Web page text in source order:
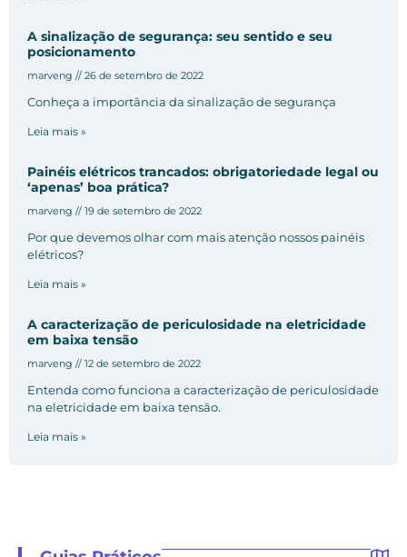
A sinalização de segurança: seu sentido e seu
posicionamento
marveng 26 de setembro de 2022
Conheça a importância da sinalização de segurança
Leia mais »
Painéis elétricos trancados: obrigatoriedade legal ou
‘apenas’ boa prática?
marveng 19 de setembro de 2022
Por que devemos olhar com mais atenção nossos painéis
elétricos?
Leia mais »
A caracterização de periculosidade na eletricidade
em baixa tensão
marveng 12 de setembro de 2022
Entenda como funciona a caracterização de periculosidade
na eletricidade em baixa tensão.
Leia mais »